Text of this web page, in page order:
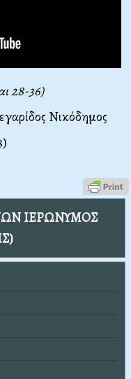
28-36)
Νικόδημος
ΙΕΡΩΝΥΜΟΣ